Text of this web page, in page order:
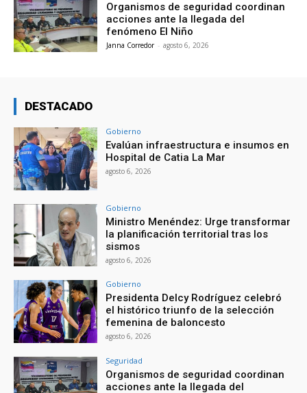
Organismos de seguridad coordinan
acciones ante la llegada del
fenómeno El Niño
Janna Corredor - agosto 6, 2026
DESTACADO
Gobierno
Evalúan infraestructura e insumos en
Hospital de Catia La Mar
agosto 6, 2026
Gobierno
Ministro Menéndez: Urge transformar
la planificación territorial tras los
sismos
agosto 6, 2026
Gobierno
Presidenta Delcy Rodríguez celebró
el histórico triunfo de la selección
femenina de baloncesto
agosto 6, 2026
Seguridad
Organismos de seguridad coordinan
acciones ante la llegada del